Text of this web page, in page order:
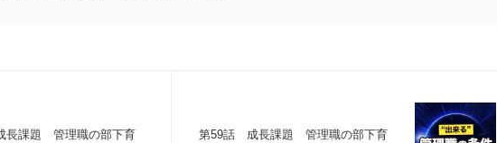
課題 管理職の部下育
第59話 成長課題 管理職の部下育